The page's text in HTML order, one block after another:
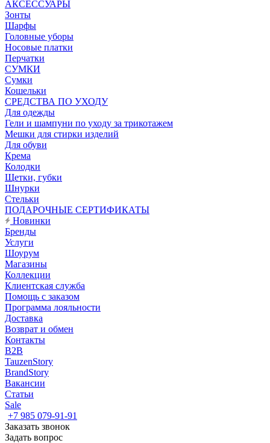
АКСЕССУАРЫ
Зонты
Шарфы
Головные уборы
Носовые платки
Перчатки
СУМКИ
Сумки
Кошельки
CРЕДСТВА ПО УХОДУ
Для одежды
Гели и шампуни по уходу за трикотажем
Мешки для стирки изделий
Для обуви
Крема
Колодки
Щетки, губки
Шнурки
Стельки
ПОДАРОЧНЫЕ СЕРТИФИКАТЫ
Новинки
Бренды
Услуги
Шоурум
Магазины
Коллекции
Клиентская служба
Помощь с заказом
Программа лояльности
Доставка
Возврат и обмен
Контакты
B2B
TauzenStory
BrandStory
Вакансии
Статьи
Sale
+7 985 079-91-91
Заказать звонок
Задать вопрос